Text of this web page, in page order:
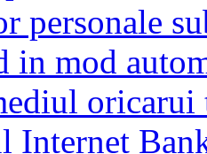
personale
in mod
oricarui
Internet